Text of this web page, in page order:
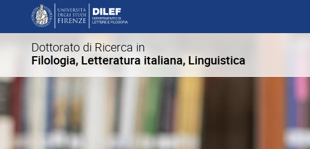
Dottorato di Ricerca in
Filologia, Letteratura italiana, Linguistica